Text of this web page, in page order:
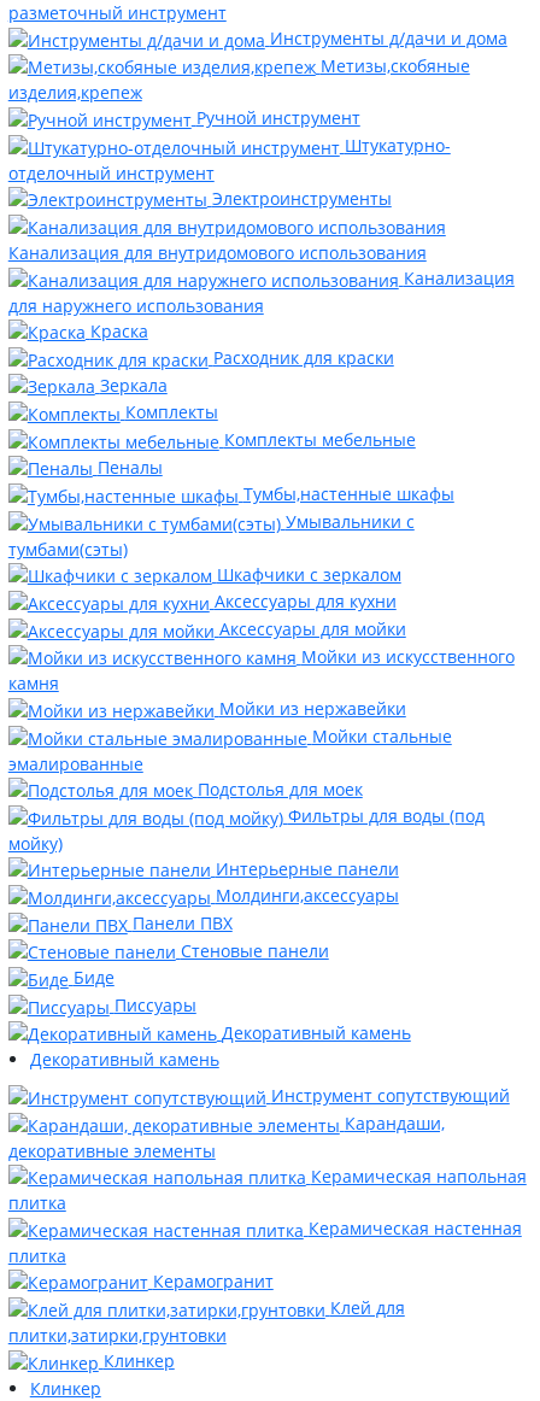
разметочный инструмент
Инструменты д/дачи и дома
Метизы,скобяные
изделия,крепеж
Ручной инструмент
Штукатурно-
отделочный инструмент
Электроинструменты
Канализация для внутридомового использования
Канализация
для наружнего использования
Краска
Расходник для краски
Зеркала
Комплекты
Комплекты мебельные
Пеналы
Тумбы,настенные шкафы
Умывальники с
тумбами(сэты)
Шкафчики с зеркалом
Аксессуары для кухни
Аксессуары для мойки
Мойки из искусственного
камня
Мойки из нержавейки
Мойки стальные
эмалированные
Подстолья для моек
Фильтры для воды (под
мойку)
Интерьерные панели
Молдинги,аксессуары
Панели ПВХ
Стеновые панели
Биде
Писсуары
Декоративный камень
Декоративный камень
Инструмент сопутствующий
Карандаши,
декоративные элементы
Керамическая напольная
плитка
Керамическая настенная
плитка
Керамогранит
Клей для
плитки,затирки,грунтовки
Клинкер
Клинкер